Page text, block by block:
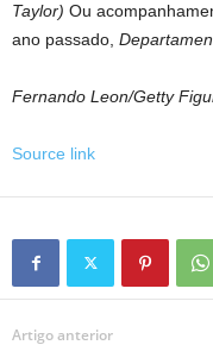
Taylor) Ou
ano passado,
Fernando Leon/Getty
Source link
Artigo anterior